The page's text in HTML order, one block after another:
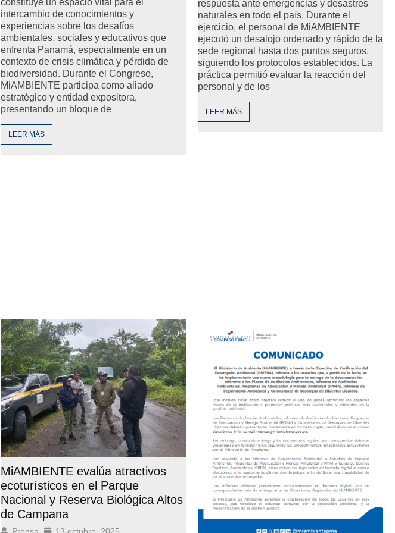
constituye un espacio vital para el
intercambio de conocimientos y
experiencias sobre los desafíos
ambientales, sociales y educativos que
enfrenta Panamá, especialmente en un
contexto de crisis climática y pérdida de
biodiversidad. Durante el Congreso,
MiAMBIENTE participa como aliado
estratégico y entidad expositora,
presentando un bloque de
LEER MÁS
respuesta ante emergencias y desastres
naturales en todo el país. Durante el
ejercicio, el personal de MiAMBIENTE
ejecutó un desalojo ordenado y rápido de la
sede regional hasta dos puntos seguros,
siguiendo los protocolos establecidos. La
práctica permitió evaluar la reacción del
personal y de los
LEER MÁS
MiAMBIENTE evalúa atractivos
ecoturísticos en el Parque
Nacional y Reserva Biológica Altos
de Campana